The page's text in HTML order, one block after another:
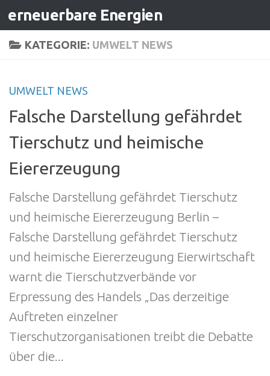
Zum Inhalt springen
erneuerbare Energien
KATEGORIE: UMWELT NEWS
UMWELT NEWS
Falsche Darstellung gefährdet
Tierschutz und heimische
Eiererzeugung
Falsche Darstellung gefährdet Tierschutz
und heimische Eiererzeugung Berlin –
Falsche Darstellung gefährdet Tierschutz
und heimische Eiererzeugung Eierwirtschaft
warnt die Tierschutzverbände vor
Erpressung des Handels „Das derzeitige
Auftreten einzelner
Tierschutzorganisationen treibt die Debatte
über die...